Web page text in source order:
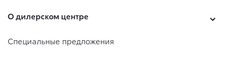
О дилерском центре
Специальные предложения